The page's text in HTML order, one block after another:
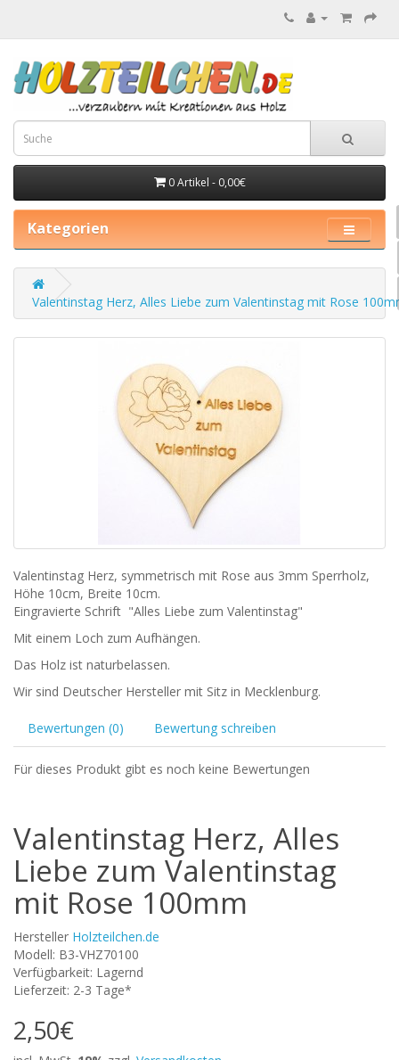
0 Artikel - 0,00€
Kategorien
Valentinstag Herz, Alles Liebe zum Valentinstag mit Rose
Valentinstag Herz, symmetrisch mit Rose aus 3mm Sperrholz,
Höhe 10cm, Breite 10cm.
Eingravierte Schrift "Alles Liebe zum Valentinstag"
Mit einem Loch zum Aufhängen.
Das Holz ist naturbelassen.
Wir sind Deutscher Hersteller mit Sitz in Mecklenburg.
Bewertungen (0) Bewertung schreiben
Für dieses Produkt gibt es noch keine Bewertungen
Valentinstag Herz, Alles
Liebe zum Valentinstag
mit Rose 100mm
Hersteller Holzteilchen.de
Modell: B3-VHZ70100
Verfügbarkeit: Lagernd
Lieferzeit: 2-3 Tage*
2,50€